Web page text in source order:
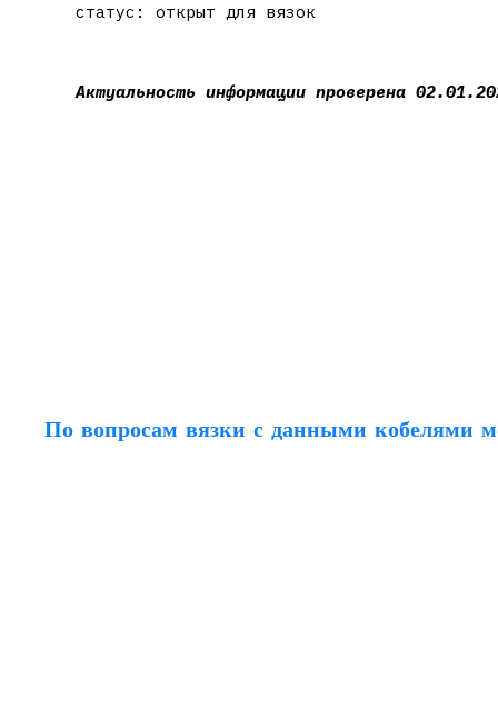
статус: открыт для вязок
Актуальность информации проверена
По вопросам вязки с данными кобелями